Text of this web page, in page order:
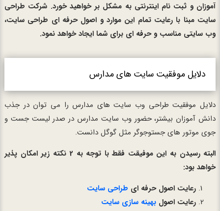
آموزان و ثبت نام اینترنتی به مشکل بر خواهید خورد. شرکت طراحی
سایت مبنا با رعایت تمام این موارد و اصول حرفه ای طراحی سایت،
وب سایتی مناسب و حرفه ای برای شما ایجاد خواهد نمود.
دلایل موفقیت سایت های مدارس
دلایل موفقیت طراحی وب سایت های مدارس را می توان در جذب
دانش آموزان بیشتر، حضور وب سایت مدارس در صدر لیست جست و
جوی موتور های جستوجوگر مثل گوگل دانست.
البته رسیدن به این موفیقت فقط با توجه به 2 نکته زیر امکان پذیر
خواهد بود:
رعایت اصول حرفه ای طراحی سایت
رعایت اصول بهینه سازی سایت